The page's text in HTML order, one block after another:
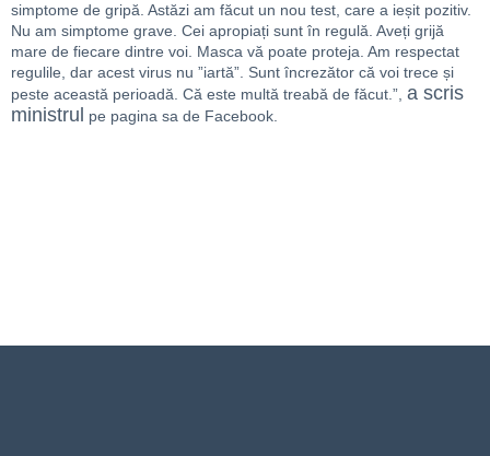
simptome de gripă. Astăzi am făcut un nou test, care a ieșit pozitiv.
Nu am simptome grave. Cei apropiați sunt în regulă. Aveți grijă
mare de fiecare dintre voi. Masca vă poate proteja. Am respectat
regulile, dar acest virus nu ”iartă”. Sunt încrezător că voi trece și
peste această perioadă. Că este multă treabă de făcut.”, a scris
ministrul
pe pagina sa de Facebook.